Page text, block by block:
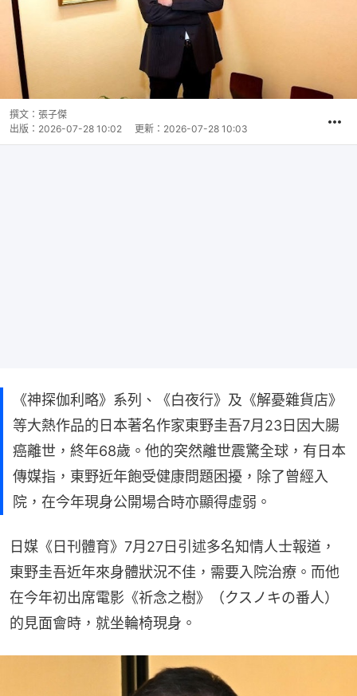
撰文： 張子傑
出版： 2026-07-28 10:02 更新： 2026-07-28 10:03
《神探伽利略》系列、《白夜行》及《解憂雜貨店》
等大熱作品的日本著名作家東野圭吾7月23日因大腸
癌離世，終年68歲。他的突然離世震驚全球，有日本
傳媒指，東野近年飽受健康問題困擾，除了曾經入
院，在今年現身公開場合時亦顯得虛弱。
日媒《日刊體育》7月27日引述多名知情人士報道，
東野圭吾近年來身體狀況不佳，需要入院治療。而他
在今年初出席電影《祈念之樹》（クスノキの番人）
的見面會時，就坐輪椅現身。